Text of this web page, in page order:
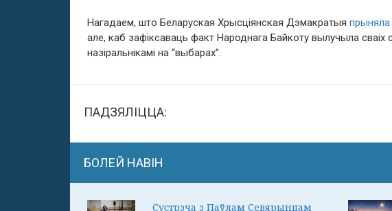
Нагадаем, што Беларуская Хрысціянская Дэмакратыя прыняла
але, каб зафіксаваць факт Народнага Байкоту вылучыла сваіх
назіральнікамі на “выбарах”.
ПАДЗЯЛІЦЦА:
БОЛЕЙ НАВІН
Сустрэча з Паўлам Севярынцам